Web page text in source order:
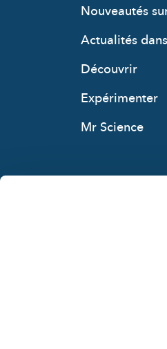
Nouveautés
Actualités
Découvrir
Expérimenter
Mr Science